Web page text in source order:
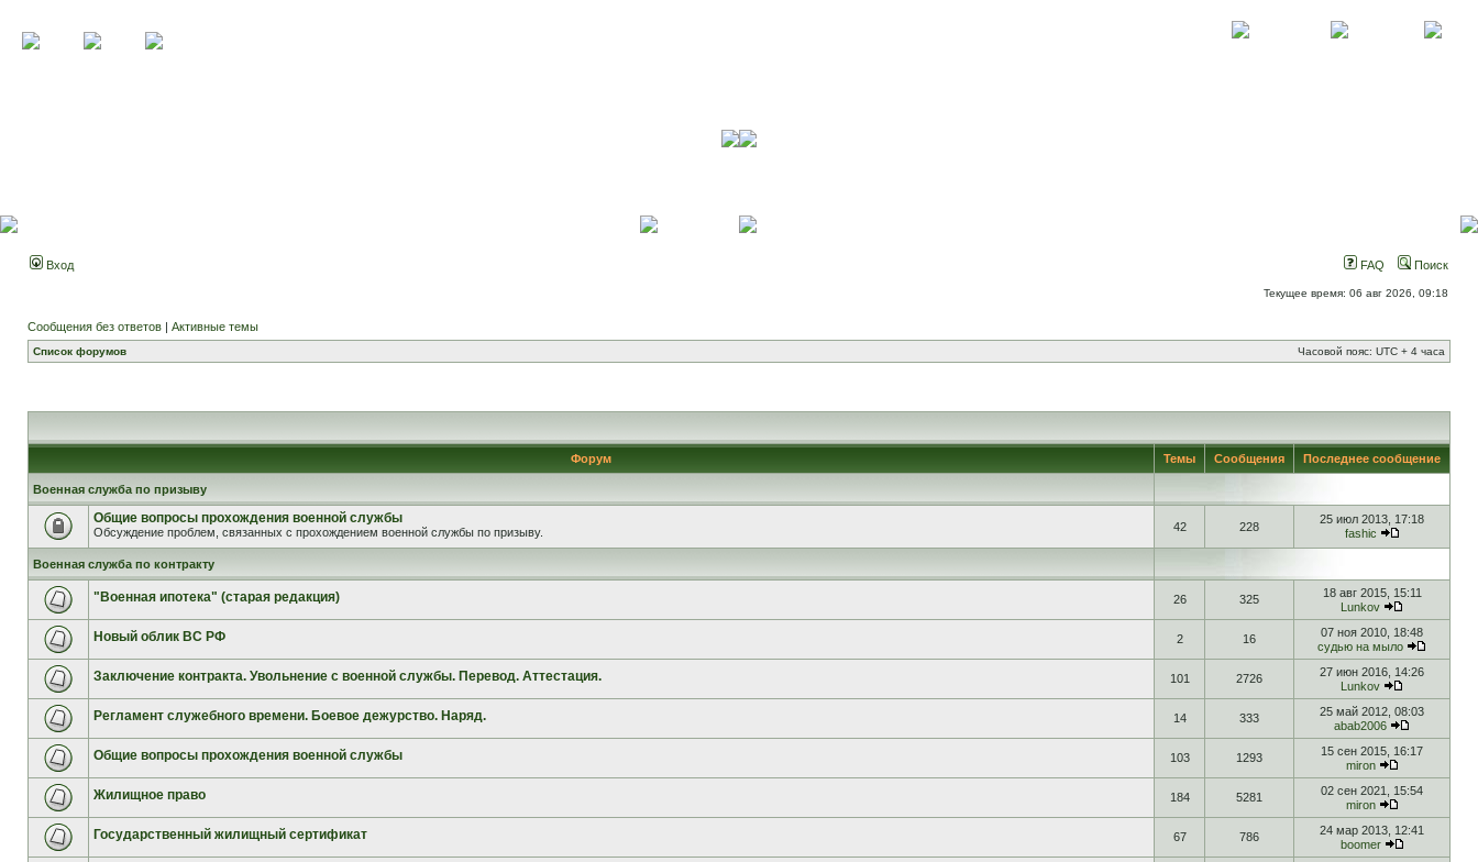
Вход FAQ Поиск
Текущее время: 06 авг 2026, 09:18
Сообщения без ответов | Активные темы
Список форумов Часовой пояс: UTC + 4 часа
Форум Темы Сообщения Последнее сообщение
Военная служба по призыву
Общие вопросы прохождения военной службы
Обсуждение проблем, связанных с прохождением военной службы по призыву. 42 228
25 июл 2013, 17:18
fashic
Военная служба по контракту
"Военная ипотека" (старая редакция) 26 325
18 авг 2015, 15:11
Lunkov
Новый облик ВС РФ 2 16
07 ноя 2010, 18:48
судью на мыло
Заключение контракта. Увольнение с военной службы. Перевод. Аттестация. 101 2726
27 июн 2016, 14:26
Lunkov
Регламент служебного времени. Боевое дежурство. Наряд. 14 333
25 май 2012, 08:03
abab2006
Общие вопросы прохождения военной службы 103 1293
15 сен 2015, 16:17
miron
Жилищное право 184 5281
02 сен 2021, 15:54
miron
Государственный жилищный сертификат 67 786
24 мар 2013, 12:41
boomer